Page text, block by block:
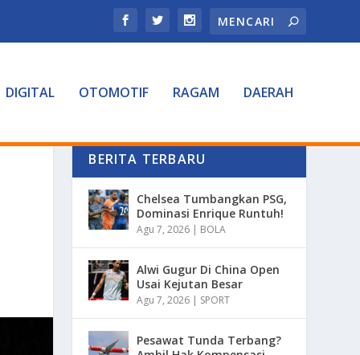
DIGITAL OTOMOTIF RAGAM DAERAH
BERITA TERBARU
Chelsea Tumbangkan PSG,
Dominasi Enrique Runtuh!
Agu 7, 2026 | BOLA
Alwi Gugur Di China Open
Usai Kejutan Besar
Agu 7, 2026 | SPORT
Pesawat Tunda Terbang?